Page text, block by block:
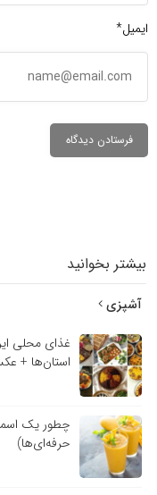
ایمیل*
بیشتر بخوانید
آشپزی
غذای محلی
استان‌ها +
چطور یک
حرفه‌ای‌ها)